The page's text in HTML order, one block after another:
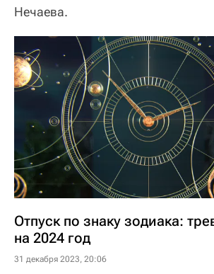
Нечаева.
Отпуск по знаку зодиака:
на 2024 год
31 декабря 2023, 20:06